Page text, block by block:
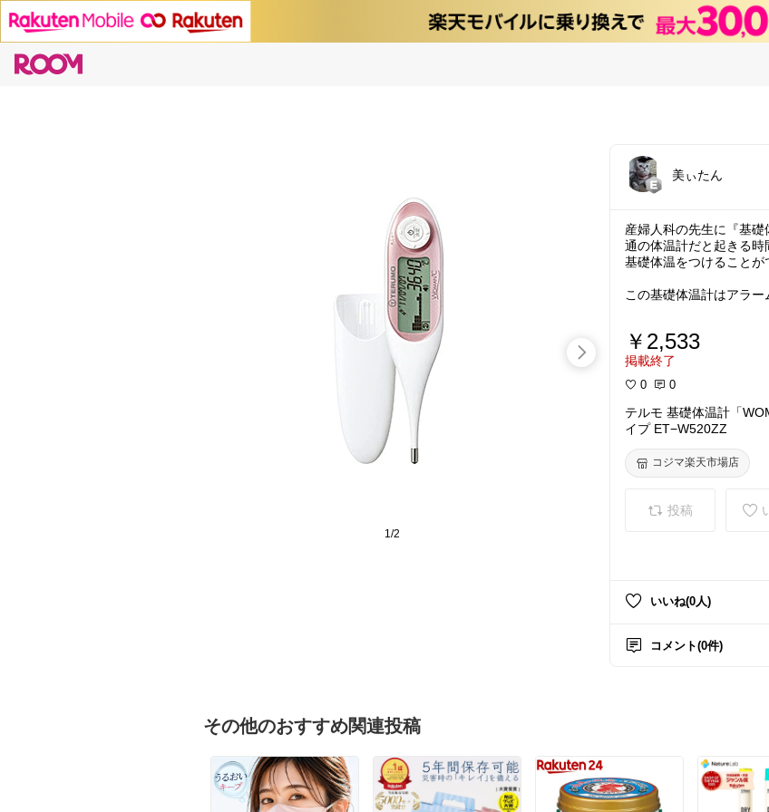
1/2
美ぃたん
産婦人科の先生に『基
通の体温計だと起きる
基礎体温をつけることが
この基礎体温計はアラー
面倒臭がりな女子にオス
￥2,533
掲載終了
0 0
テルモ 基礎体温計「
イプ ET−W520ZZ
コジマ楽天市場店
投稿
いいね(0人)
コメント(0件)
その他のおすすめ関連投稿